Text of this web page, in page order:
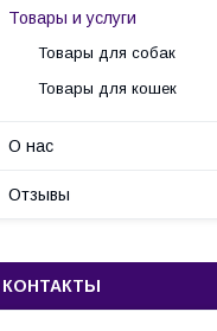
Товары и услуги
Товары для собак
Товары для кошек
О нас
Отзывы
КОНТАКТЫ